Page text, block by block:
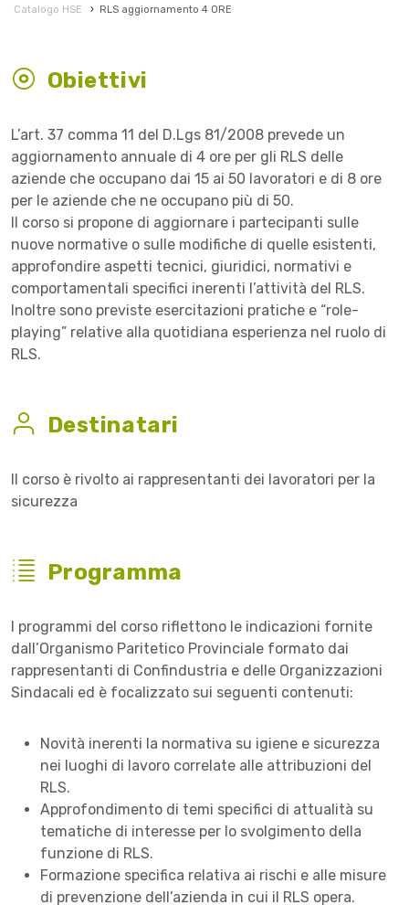
Catalogo HSE
› RLS aggiornamento 4 ORE
Obiettivi
L’art. 37 comma 11 del D.Lgs 81/2008 prevede un
aggiornamento annuale di 4 ore per gli RLS delle
aziende che occupano dai 15 ai 50 lavoratori e di 8 ore
per le aziende che ne occupano più di 50.
Il corso si propone di aggiornare i partecipanti sulle
nuove normative o sulle modifiche di quelle esistenti,
approfondire aspetti tecnici, giuridici, normativi e
comportamentali specifici inerenti l’attività del RLS.
Inoltre sono previste esercitazioni pratiche e “role-
playing” relative alla quotidiana esperienza nel ruolo di
RLS.
Destinatari
Il corso è rivolto ai rappresentanti dei lavoratori per la
sicurezza
Programma
I programmi del corso riflettono le indicazioni fornite
dall’Organismo Paritetico Provinciale formato dai
rappresentanti di Confindustria e delle Organizzazioni
Sindacali ed è focalizzato sui seguenti contenuti:
Novità inerenti la normativa su igiene e sicurezza
nei luoghi di lavoro correlate alle attribuzioni del
RLS.
Approfondimento di temi specifici di attualità su
tematiche di interesse per lo svolgimento della
funzione di RLS.
Formazione specifica relativa ai rischi e alle misure
di prevenzione dell’azienda in cui il RLS opera.